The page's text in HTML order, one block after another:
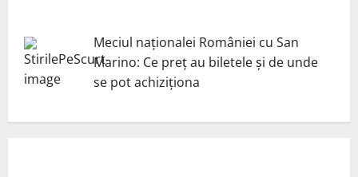
Meciul naționalei României cu San
Marino: Ce preț au biletele și de unde
se pot achiziționa